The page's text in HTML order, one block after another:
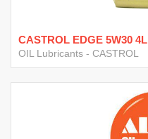
CASTROL EDGE 5W30 4L
OIL Lubricants - CASTROL